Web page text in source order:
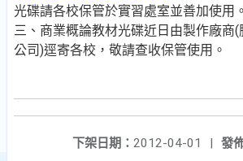
光碟請各校保管於實習處室並善加使用。
三、商業概論教材光碟近日由製作廠商
公司)逕寄各校，敬請查收保管使用。
發
下架日期： 2012-04-01
|